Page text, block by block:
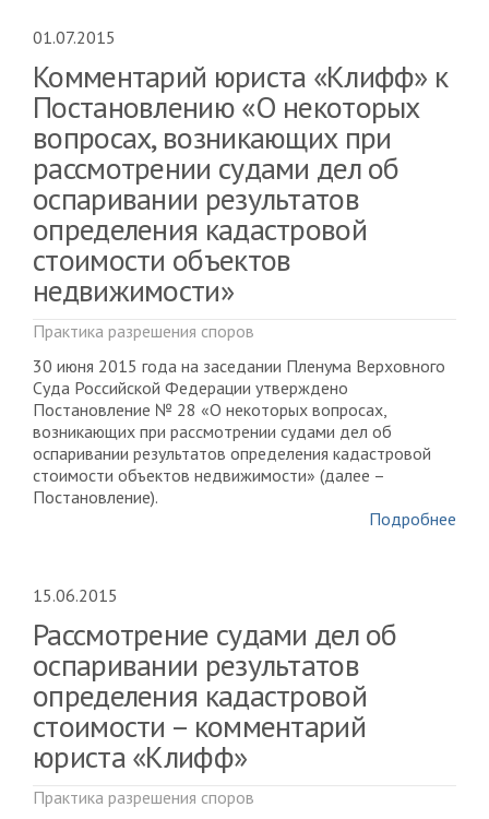
01.07.2015
Комментарий юриста «Клифф» к
Постановлению «О некоторых
вопросах, возникающих при
рассмотрении судами дел об
оспаривании результатов
определения кадастровой
стоимости объектов
недвижимости»
Практика разрешения споров
30 июня 2015 года на заседании Пленума Верховного
Суда Российской Федерации утверждено
Постановление № 28 «О некоторых вопросах,
возникающих при рассмотрении судами дел об
оспаривании результатов определения кадастровой
стоимости объектов недвижимости» (далее –
Постановление).
Подробнее
15.06.2015
Рассмотрение судами дел об
оспаривании результатов
определения кадастровой
стоимости – комментарий
юриста «Клифф»
Практика разрешения споров